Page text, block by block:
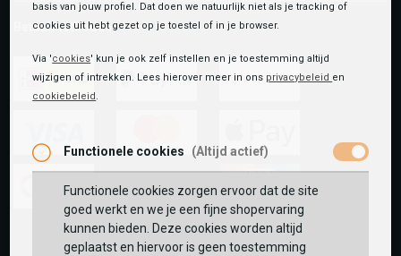
Betaalmethoden
visa
fashion-
cheque
vvv-
giftcard
basis van jouw profiel. Dat doen we natuurlijk niet als je tracking of
cookies uit hebt gezet op je toestel of in je browser.
Via 'cookies' kun je ook zelf instellen en je toestemming altijd
wijzigen of intrekken. Lees hierover meer in ons privacybeleid en
cookiebeleid .
Functionele cookies (Altijd actief)
Functionele cookies zorgen ervoor dat de site
goed werkt en we je een fijne shopervaring
kunnen bieden. Deze cookies worden altijd
geplaatst en hiervoor is geen toestemming